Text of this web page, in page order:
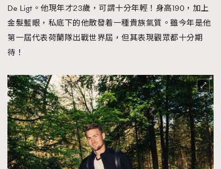
AFrenchMind
DressLikeAParisienne
EmpowerF
FashionWeek FigaroAesthetic
De Ligt。他現年才23歲，可謂十分年輕！身高190，加上
金髮藍眼，私底下的他散發着一種貴族氣質。雖今年是他
第一屆代表荷蘭隊出戰世界屆，但其表現觀眾都十分期
待！